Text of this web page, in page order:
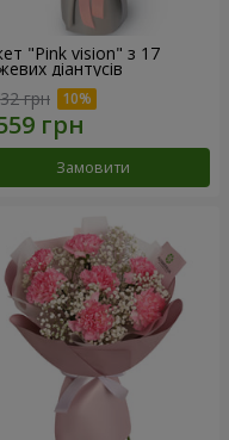
"Pink vision" з 17
діантусів
грн
Замовити